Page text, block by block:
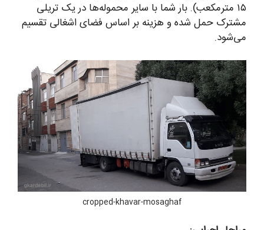
۱۵ مترمکعب). بار شما با سایر محموله‌ها در یک تریلی
حمل شده و هزینه بر اساس فضای اشغالی تقسیم
cropped-khavar-mosaghaf